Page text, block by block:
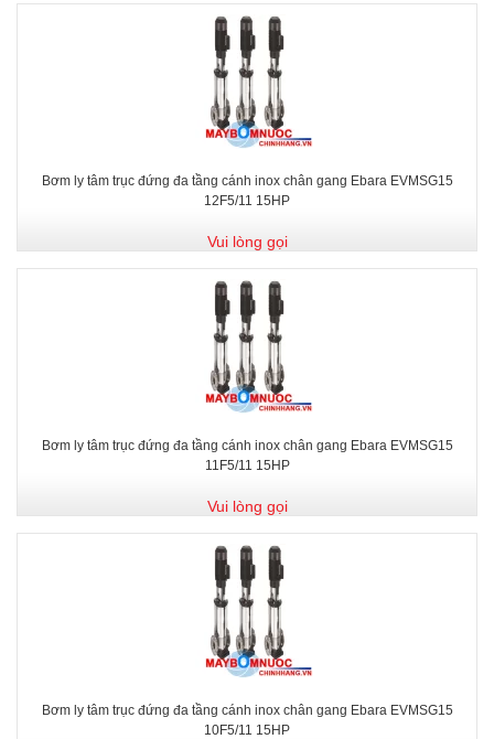
Bơm ly tâm trục đứng đa tầng cánh inox chân gang Ebara EVMSG15
12F5/11 15HP
Vui lòng gọi
Bơm ly tâm trục đứng đa tầng cánh inox chân gang Ebara EVMSG15
11F5/11 15HP
Vui lòng gọi
Bơm ly tâm trục đứng đa tầng cánh inox chân gang Ebara EVMSG15
10F5/11 15HP